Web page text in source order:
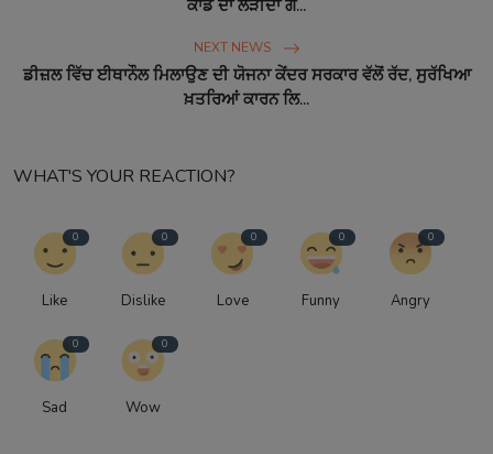
ਕਾਂਡ ਦਾ ਲੋੜੀਂਦਾ ਗ...
NEXT NEWS
ਡੀਜ਼ਲ ਵਿੱਚ ਈਥਾਨੌਲ ਮਿਲਾਉਣ ਦੀ ਯੋਜਨਾ ਕੇਂਦਰ ਸਰਕਾਰ ਵੱਲੋਂ ਰੱਦ, ਸੁਰੱਖਿਆ
ਖ਼ਤਰਿਆਂ ਕਾਰਨ ਲਿ...
WHAT'S YOUR REACTION?
0
Like
0
Dislike
0
Love
0
Funny
0
Angry
0
Sad
0
Wow